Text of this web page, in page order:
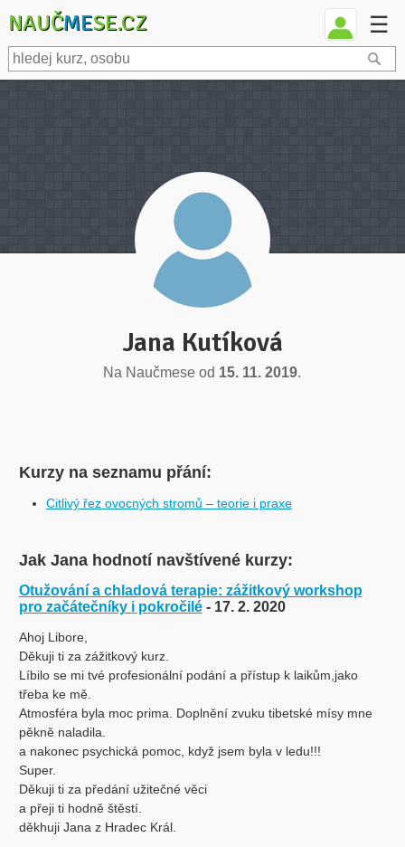
NAUČMESE.CZ ☰
Jana Kutíková
Na Naučmese od 15. 11. 2019.
Kurzy na seznamu přání:
Citlivý řez ovocných stromů – teorie i praxe
Jak Jana hodnotí navštívené kurzy:
Otužování a chladová terapie: zážitkový workshop
pro začátečníky i pokročilé - 17. 2. 2020
Ahoj Libore,
Děkuji ti za zážitkový kurz.
Líbilo se mi tvé profesionální podání a přístup k laikům,jako
třeba ke mě.
Atmosféra byla moc prima. Doplnění zvuku tibetské mísy mne
pěkně naladila.
a nakonec psychická pomoc, když jsem byla v ledu!!!
Super.
Děkuji ti za předání užitečné věci
a přeji ti hodně štěstí.
děkhuji Jana z Hradec Král.